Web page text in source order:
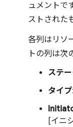
ュメントで
ストされた
各列はリソ
トの列は次
ステ
タイプ
[イニ